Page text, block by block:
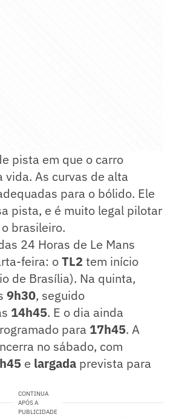
pista em que o carro
vida. As curvas de alta
para o bólido. Ele
pista, e é muito legal pilotar
brasileiro.
24 Horas de Le Mans
feira: oTL2 tem início
de Brasília). Na quinta,
9h30, seguido
14h45. E o dia ainda
para 17h45. A
no sábado, com
e largada prevista para
CONTINUA
APÓS A
PUBLICIDADE